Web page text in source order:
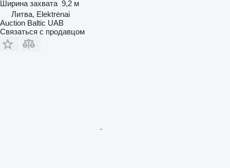
Ширина захвата 9,2 м
Литва, Elektrėnai
Auction Baltic UAB
Связаться с продавцом